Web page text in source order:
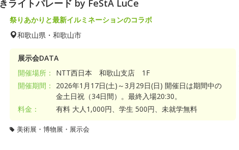
ライトパレード by FeStA LuCe
祭りあかりと最新イルミネーションのコラボ
和歌山県・和歌山市
展示会DATA
開催場所：
NTT西日本 和歌山支店 1F
開催期間：
2026年1月17日(土)～3月29日(日) 開催日は期間中の
金土日祝（34日間）。最終入場20:30。
料金：
有料 大人1,000円、学生 500円、未就学無料
美術展・博物展・展示会